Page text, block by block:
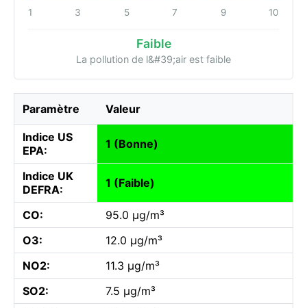
1 3 5 7 9 10
Faible
La pollution de l&#39;air est faible
Paramètre Valeur
Indice US
EPA:
1 (Bonne)
Indice UK
DEFRA:
1 (Faible)
CO:
95.0 µg/m³
O3:
12.0 µg/m³
NO2:
11.3 µg/m³
SO2:
7.5 µg/m³